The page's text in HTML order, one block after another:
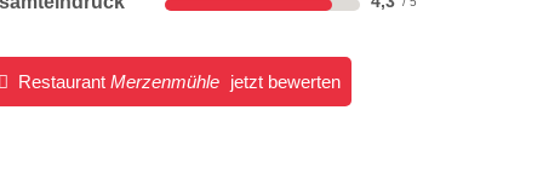
RestaurantMerzenmühle jetzt bewerten